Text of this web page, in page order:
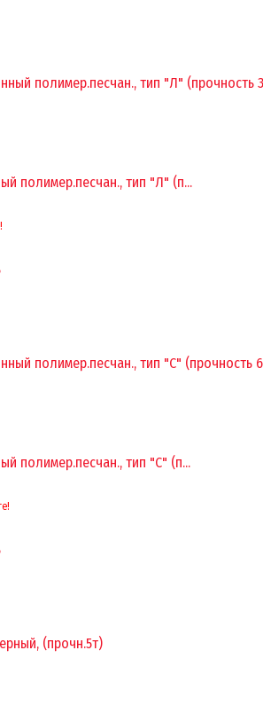
полимер.песчан., тип "Л" (п...
полимер.песчан., тип "С" (п...